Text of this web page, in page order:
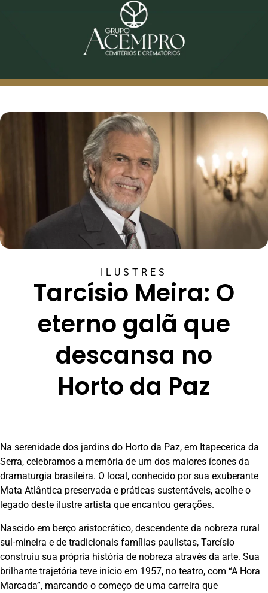
ILUSTRES
Tarcísio Meira: O
eterno galã que
descansa no
Horto da Paz
Na serenidade dos jardins do Horto da Paz, em Itapecerica da
Serra, celebramos a memória de um dos maiores ícones da
dramaturgia brasileira. O local, conhecido por sua exuberante
Mata Atlântica preservada e práticas sustentáveis, acolhe o
legado deste ilustre artista que encantou gerações.
Nascido em berço aristocrático, descendente da nobreza rural
sul-mineira e de tradicionais famílias paulistas, Tarcísio
construiu sua própria história de nobreza através da arte. Sua
brilhante trajetória teve início em 1957, no teatro, com “A Hora
Marcada”, marcando o começo de uma carreira que